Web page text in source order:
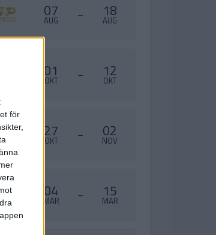
för
07
AUG – 18
AUG
01
OKT – 12
OKT
27
OKT – 02
NOV
04
MAR – 15
MAR